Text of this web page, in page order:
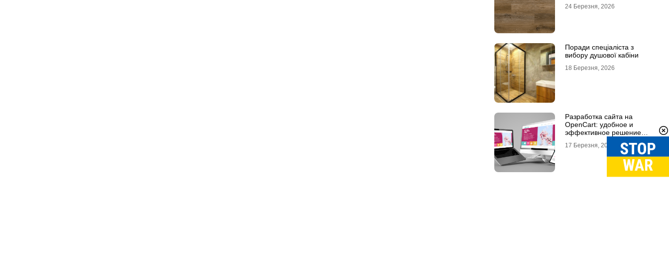
24 Березня, 2026
Поради спеціаліста з
вибору душової кабіни
18 Березня, 2026
Разработка сайта на
OpenCart: удобное и
эффективное решение
17 Березня, 2026